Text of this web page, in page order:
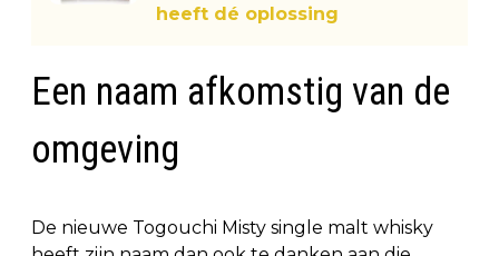
heeft dé oplossing
Een naam afkomstig van de
omgeving
De nieuwe Togouchi Misty single malt whisky